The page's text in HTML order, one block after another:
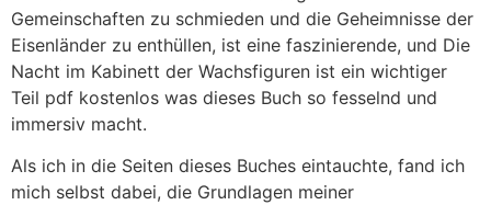
Gemeinschaften zu schmieden und die Geheimnisse der
Eisenländer zu enthüllen, ist eine faszinierende, und Die
Nacht im Kabinett der Wachsfiguren ist ein wichtiger
Teil pdf kostenlos was dieses Buch so fesselnd und
immersiv macht.
Als ich in die Seiten dieses Buches eintauchte, fand ich
mich selbst dabei, die Grundlagen meiner